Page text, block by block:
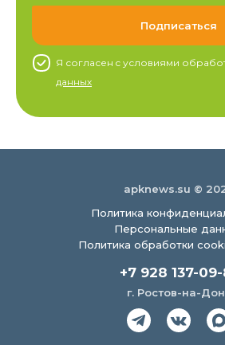
Я согласен c условиями
данных
apknews.su ©
Политика
Персональные
Политика обработки
+7 928 137-09-
г. Ростов-на-